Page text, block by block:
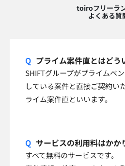
toiroフリーラ
よくある質
プライム案件直とはどう
SHIFTグループがプライムベ
している案件と直接ご契約い
ライム案件直といいます。
サービスの利用料はかか
すべて無料のサービスです。